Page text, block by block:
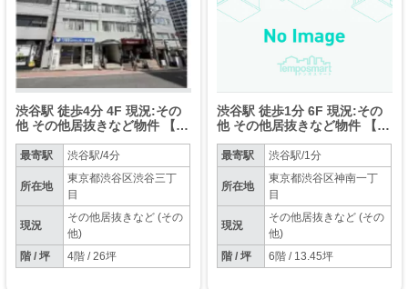
渋谷駅 徒歩4分 4F 現況:その
他 その他居抜きなど物件 【ク
能】
最寄駅 渋谷駅/4分
所在地
東京都渋谷区渋谷三丁
目
現況
その他居抜きなど (その
他)
階 / 坪
4階 / 26坪
渋谷駅 徒歩1分 6F 現況:その
他 その他居抜きなど物件 【飲
最寄駅 渋谷駅/1分
所在地
東京都渋谷区神南一丁
目
現況
その他居抜きなど (その
他)
階 / 坪
6階 / 13.45坪